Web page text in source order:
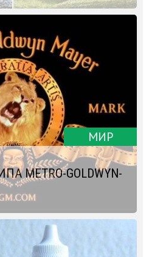
МИР
METRO-GOLDWYN-